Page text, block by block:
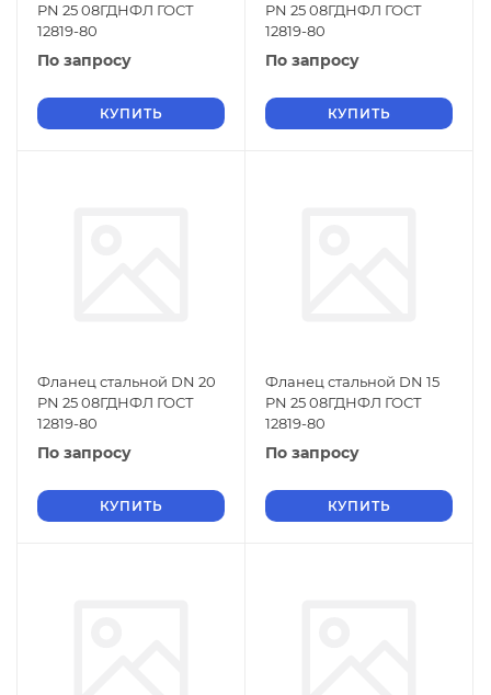
PN 25 08ГДНФЛ ГОСТ
12819-80
По запросу
КУПИТЬ
PN 25 08ГДНФЛ ГОСТ
12819-80
По запросу
КУПИТЬ
Фланец стальной DN 20
PN 25 08ГДНФЛ ГОСТ
12819-80
По запросу
КУПИТЬ
Фланец стальной DN 15
PN 25 08ГДНФЛ ГОСТ
12819-80
По запросу
КУПИТЬ